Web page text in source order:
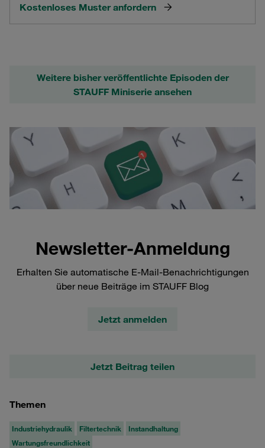
Kostenloses Muster anfordern
Weitere bisher veröffentlichte Episoden der
STAUFF Miniserie ansehen
Newsletter-Anmeldung
Erhalten Sie automatische E-Mail-Benachrichtigungen
über neue Beiträge im STAUFF Blog
Jetzt anmelden
Jetzt Beitrag teilen
Themen
Industriehydraulik Filtertechnik
Instandhaltung
Wartungsfreundlichkeit